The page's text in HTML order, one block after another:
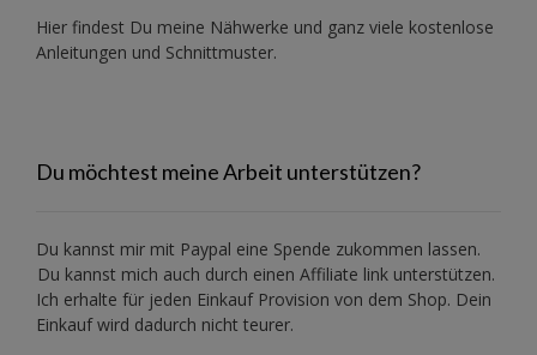
Hier findest Du meine Nähwerke und ganz viele kostenlose
Anleitungen und Schnittmuster.
Du möchtest meine Arbeit unterstützen?
Du kannst mir mit Paypal eine Spende zukommen lassen.
Du kannst mich auch durch einen Affiliate link unterstützen.
Ich erhalte für jeden Einkauf Provision von dem Shop. Dein
Einkauf wird dadurch nicht teurer.